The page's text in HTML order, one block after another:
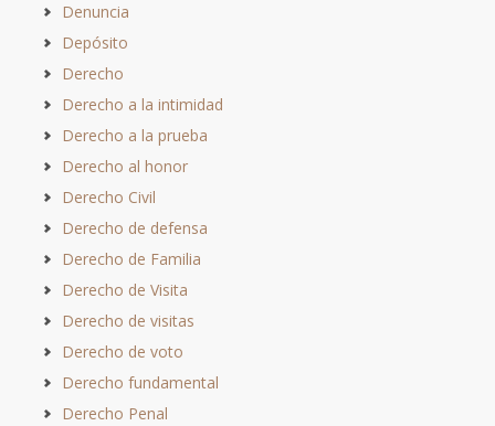
Denuncia
Depósito
Derecho
Derecho a la intimidad
Derecho a la prueba
Derecho al honor
Derecho Civil
Derecho de defensa
Derecho de Familia
Derecho de Visita
Derecho de visitas
Derecho de voto
Derecho fundamental
Derecho Penal